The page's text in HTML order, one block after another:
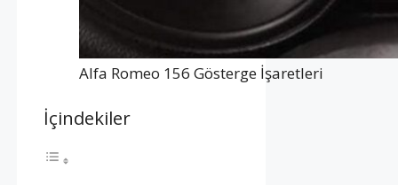
Alfa Romeo 156 Gösterge İşaretleri
İçindekiler